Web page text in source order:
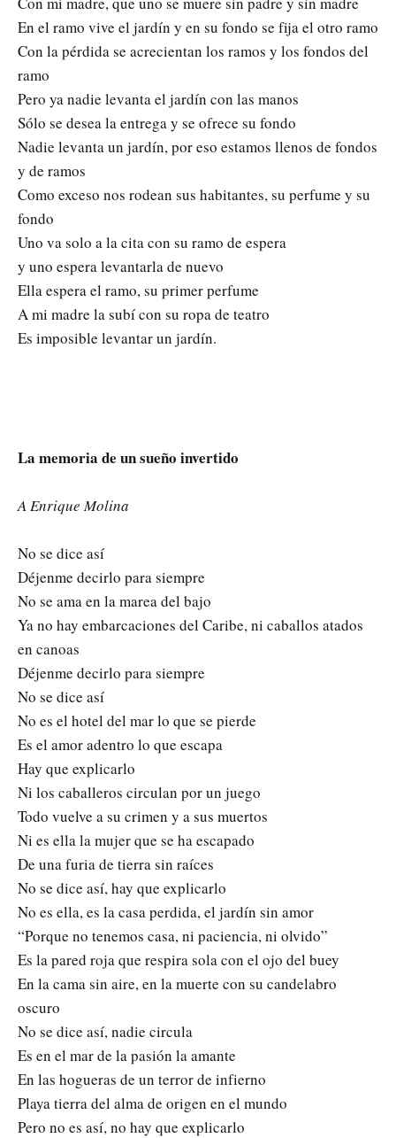
En el ramo vive el jardín y en su fondo se fija el otro ramo
Con la pérdida se acrecientan los ramos y los fondos del
ramo
Pero ya nadie levanta el jardín con las manos
Sólo se desea la entrega y se ofrece su fondo
Nadie levanta un jardín, por eso estamos llenos de fondos
y de ramos
Como exceso nos rodean sus habitantes, su perfume y su
fondo
Uno va solo a la cita con su ramo de espera
y uno espera levantarla de nuevo
Ella espera el ramo, su primer perfume
A mi madre la subí con su ropa de teatro
Es imposible levantar un jardín.
La memoria de un sueño invertido
A Enrique Molina
No se dice así
Déjenme decirlo para siempre
No se ama en la marea del bajo
Ya no hay embarcaciones del Caribe, ni caballos atados
en canoas
Déjenme decirlo para siempre
No se dice así
No es el hotel del mar lo que se pierde
Es el amor adentro lo que escapa
Hay que explicarlo
Ni los caballeros circulan por un juego
Todo vuelve a su crimen y a sus muertos
Ni es ella la mujer que se ha escapado
De una furia de tierra sin raíces
No se dice así, hay que explicarlo
No es ella, es la casa perdida, el jardín sin amor
“Porque no tenemos casa, ni paciencia, ni olvido”
Es la pared roja que respira sola con el ojo del buey
En la cama sin aire, en la muerte con su candelabro
oscuro
No se dice así, nadie circula
Es en el mar de la pasión la amante
En las hogueras de un terror de infierno
Playa tierra del alma de origen en el mundo
Pero no es así, no hay que explicarlo